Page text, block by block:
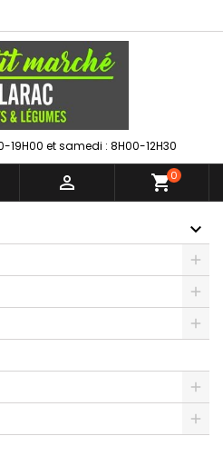
et samedi : 8H00-12H30
 shopping_cart0